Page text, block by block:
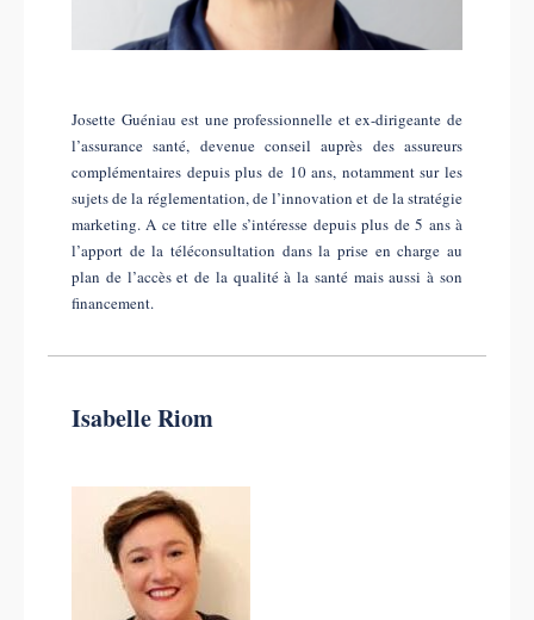
Josette Guéniau est une professionnelle et ex-dirigeante de
l’assurance santé, devenue conseil auprès des assureurs
complémentaires depuis plus de 10 ans, notamment sur les
sujets de la réglementation, de l’innovation et de la stratégie
marketing. A ce titre elle s’intéresse depuis plus de 5 ans à
l’apport de la téléconsultation dans la prise en charge au
plan de l’accès et de la qualité à la santé mais aussi à son
financement.
Isabelle Riom